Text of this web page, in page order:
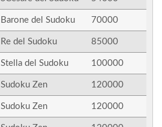
Barone del Sudoku 70000
Re del Sudoku 85000
Stella del Sudoku 100000
Sudoku Zen 120000
Sudoku Zen 120000